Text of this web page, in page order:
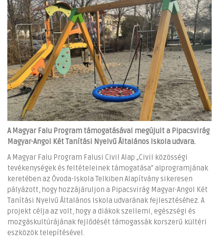
A Magyar Falu Program támogatásával megújult a Pipacsvirág
Magyar-Angol Két Tanítási Nyelvű Általános Iskola udvara.
A Magyar Falu Program Falusi Civil Alap „Civil közösségi
tevékenységek és feltételeinek támogatása” alprogramjának
keretében az Óvoda-Iskola Telkiben Alapítvány sikeresen
pályázott, hogy hozzájáruljon a Pipacsvirág Magyar-Angol Két
Tanítási Nyelvű Általános Iskola udvarának fejlesztéséhez. A
projekt célja az volt, hogy a diákok szellemi, egészségi és
mozgáskultúrájának fejlődését támogassák korszerű kültéri
eszközök telepítésével.